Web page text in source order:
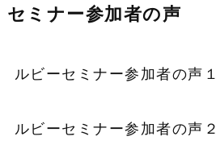
セミナー参加者の声
ルビーセミナー参加者の声１
ルビーセミナー参加者の声２